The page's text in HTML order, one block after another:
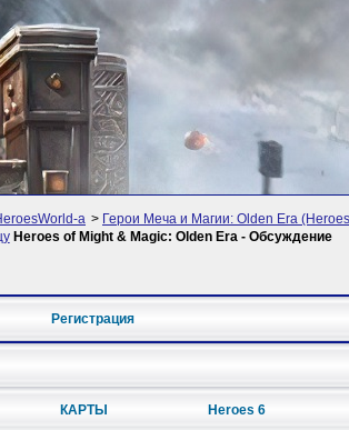
а > Герои Меча и Магии: Olden Era
Heroes of Might & Magic: Olden Era - Обсуждение
Регистрация
КАРТЫ Heroes 6